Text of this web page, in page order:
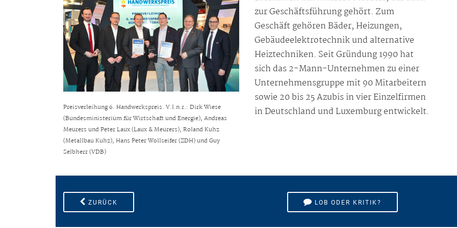
Preisverleihung 6. Handwerkspreis. V.l.n.r.: Dirk Wiese
(Bundesministerium für Wirtschaft und Energie), Andreas
Meurers und Peter Laux (Laux & Meurers), Roland Kuhz
(Metallbau Kuhz), Hans Peter Wollseifer (ZDH) und Guy
Selbherr (VDB)
zur Geschäftsführung gehört. Zum
Geschäft gehören Bäder, Heizungen,
Gebäudeelektrotechnik und alternative
Heiztechniken. Seit Gründung 1990 hat
sich das 2-Mann-Unternehmen zu einer
Unternehmensgruppe mit 90 Mitarbeitern
sowie 20 bis 25 Azubis in vier Einzelfirmen
in Deutschland und Luxemburg entwickelt.
ZURÜCK LOB ODER KRITIK?